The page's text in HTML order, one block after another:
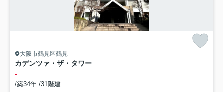
大阪市鶴見区鶴見
カデンツァ・ザ・タワー
-
/築34年 /31階建